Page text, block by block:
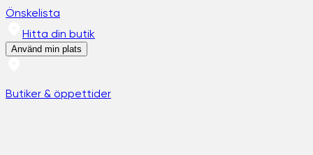
Önskelista
Hitta din butik
Använd min plats
Butiker & öppettider